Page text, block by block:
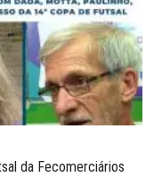
da Fecomerciários